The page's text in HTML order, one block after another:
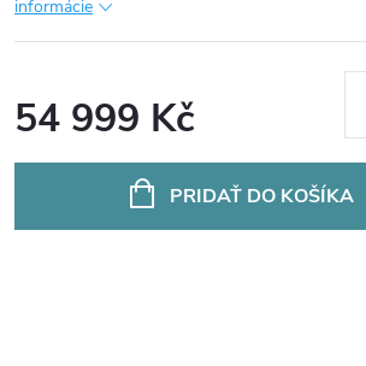
informácie
54 999 Kč
PRIDAŤ DO KOŠÍKA